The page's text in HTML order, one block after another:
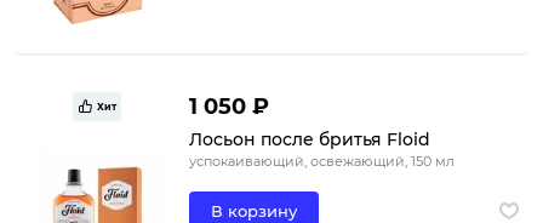
Хит 1 050 ₽
Лосьон после бритья Floid
успокаивающий, освежающий, 150 мл
В корзину